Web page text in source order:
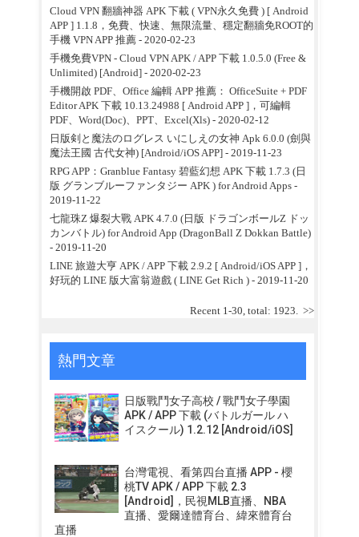
Cloud VPN 翻牆神器 APK 下載 ( VPN永久免費 ) [ Android
APP ] 1.1.8，免費、快速、無限流量、穩定翻牆免ROOT的
手機 VPN APP 推薦- 2020-02-23
手機免費VPN - Cloud VPN APK / APP 下載 1.0.5.0 (Free &
Unlimited) [Android]- 2020-02-23
手機開啟 PDF、Office 編輯 APP 推薦： OfficeSuite + PDF
Editor APK 下載 10.13.24988 [ Android APP ]，可編輯
PDF、Word(Doc)、PPT、Excel(Xls)- 2020-02-12
日版剣と魔法のログレス いにしえの女神 Apk 6.0.0 (劍與
魔法王國 古代女神) [Android/iOS APP]- 2019-11-23
RPG APP：Granblue Fantasy 碧藍幻想 APK 下載 1.7.3 (日
版 グランブルーファンタジー APK ) for Android Apps -
2019-11-22
七龍珠Z 爆裂大戰 APK 4.7.0 (日版 ドラゴンボールZ ドッ
カンバトル) for Android App (DragonBall Z Dokkan Battle)
- 2019-11-20
LINE 旅遊大亨 APK / APP 下載 2.9.2 [ Android/iOS APP ]，
好玩的 LINE 版大富翁遊戲 ( LINE Get Rich )- 2019-11-20
Recent 1-30, total: 1923. >>
熱門文章
日版戰鬥女子高校 / 戰鬥女子學園
APK / APP 下載 (バトルガール ハ
イスクール) 1.2.12 [Android/iOS]
台灣電視、看第四台直播 APP - 櫻
桃TV APK / APP 下載 2.3
[Android]，民視MLB直播、NBA
直播、愛爾達體育台、緯來體育台
直播